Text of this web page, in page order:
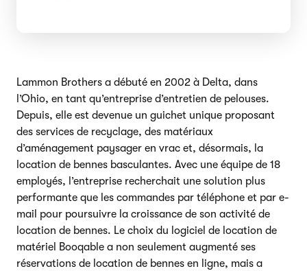
Lammon Brothers a débuté en 2002 à Delta, dans
l’Ohio, en tant qu’entreprise d’entretien de pelouses.
Depuis, elle est devenue un guichet unique proposant
des services de recyclage, des matériaux
d’aménagement paysager en vrac et, désormais, la
location de bennes basculantes. Avec une équipe de 18
employés, l’entreprise recherchait une solution plus
performante que les commandes par téléphone et par e-
mail pour poursuivre la croissance de son activité de
location de bennes. Le choix du logiciel de location de
matériel Booqable a non seulement augmenté ses
réservations de location de bennes en ligne, mais a